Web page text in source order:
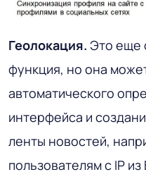
Геолокация. Это еще
функция, но она
автоматического
интерфейса и
ленты новостей,
пользователям с IP